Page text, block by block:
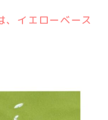
、イエローベース